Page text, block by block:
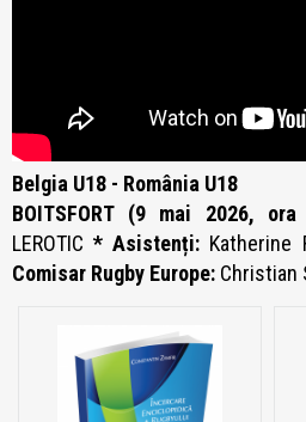
Belgia U18 - România U18
BOITSFORT (9 mai 2026,
LEROTIC* Asistenți: Katherine
Comisar Rugby Europe: Christian